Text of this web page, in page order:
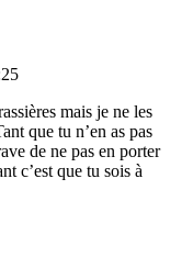
mais je ne les
que tu n’en as pas
de ne pas en porter
c’est que tu sois à